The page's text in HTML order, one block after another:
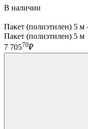
В наличии
Пакет (полиэтилен) 5
Пакет (полиэтилен) 5 м
7 70570₽